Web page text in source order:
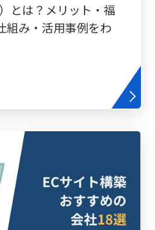
とは？メリット・福
組み・活用事例をわ